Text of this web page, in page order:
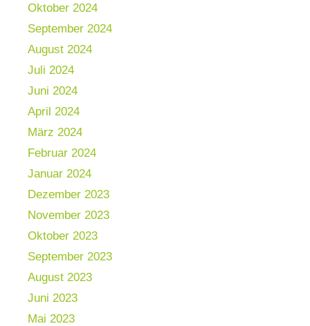
Oktober 2024
September 2024
August 2024
Juli 2024
Juni 2024
April 2024
März 2024
Februar 2024
Januar 2024
Dezember 2023
November 2023
Oktober 2023
September 2023
August 2023
Juni 2023
Mai 2023